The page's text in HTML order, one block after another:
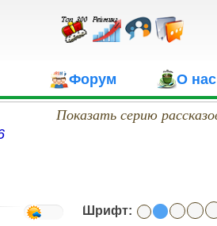
Форум О нас
Показать серию
Шрифт: